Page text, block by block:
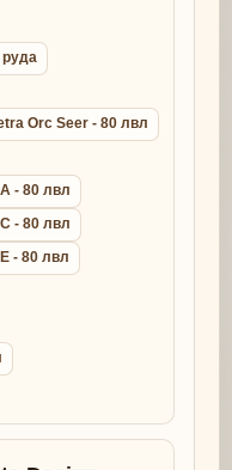
руда
Orc Seer - 80 лвл
- 80 лвл
- 80 лвл
- 80 лвл